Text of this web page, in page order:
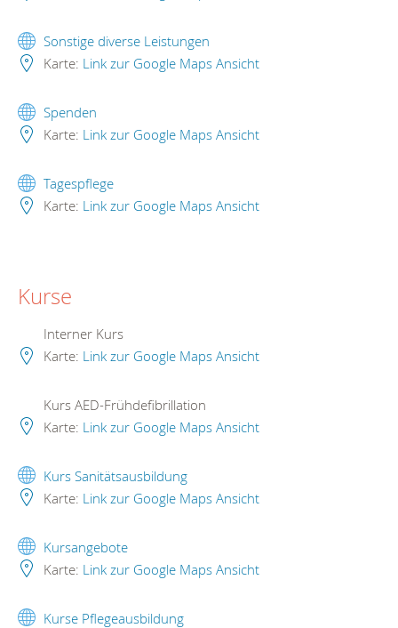
Sonstige diverse Leistungen
Karte: Link zur Google Maps Ansicht
Spenden
Karte: Link zur Google Maps Ansicht
Tagespflege
Karte: Link zur Google Maps Ansicht
Kurse
Interner Kurs
Karte: Link zur Google Maps Ansicht
Kurs AED-Frühdefibrillation
Karte: Link zur Google Maps Ansicht
Kurs Sanitätsausbildung
Karte: Link zur Google Maps Ansicht
Kursangebote
Karte: Link zur Google Maps Ansicht
Kurse Pflegeausbildung